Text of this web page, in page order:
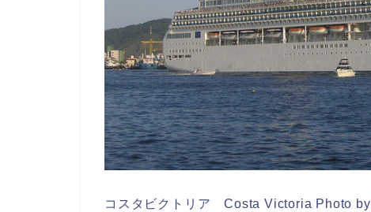
コスタビクトリア Costa Victoria Photo by